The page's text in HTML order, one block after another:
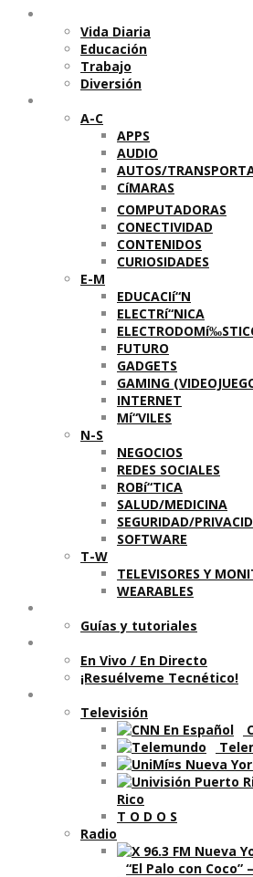
Vida Diaria
Educación
Trabajo
Diversión
A-C
APPS
AUDIO
AUTOS/
CíMARAS
COMPUTADORAS
CONECTIVIDAD
CONTENIDOS
CURIOSIDADES
E-M
EDUCACIí“N
ELECTRí“NICA
FUTURO
GADGETS
GAMING
INTERNET
Mí“VILES
N-S
NEGOCIOS
REDES SOCIALES
ROBí“TICA
SALUD/MEDICINA
SEGURIDAD/
SOFTWARE
T-W
TELEVISORES Y
WEARABLES
Guí­as y tutoriales
En Vivo / En Directo
¡Resuélveme Tecnético!
Televisión
Rico
T O D O S
Radio
“El Palo con Coco”